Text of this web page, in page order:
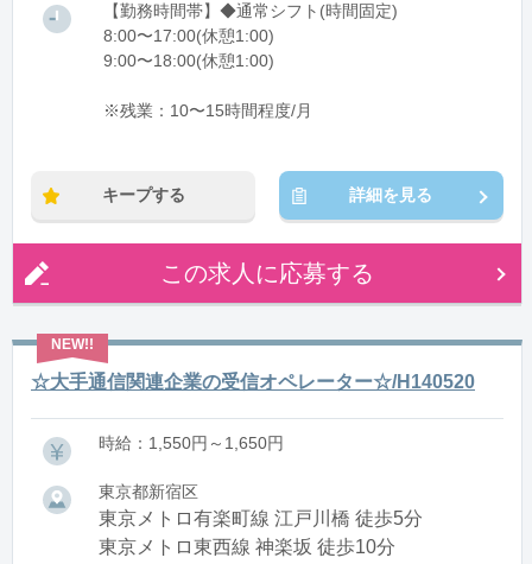
【勤務時間帯】◆通常シフト(時間固定)
8:00〜17:00(休憩1:00)
9:00〜18:00(休憩1:00)
※残業：10〜15時間程度/月
キープする 詳細を見る
この求人に応募する
☆大手通信関連企業の受信オペレーター☆/H140520
時給：1,550円～1,650円
東京都新宿区
東京メトロ有楽町線 江戸川橋 徒歩5分
東京メトロ東西線 神楽坂 徒歩10分